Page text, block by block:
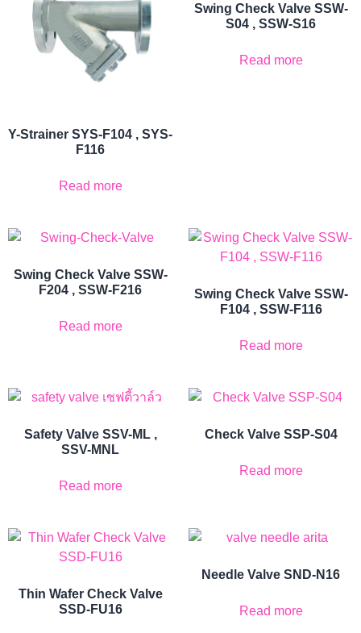
Y-Strainer SYS-F104 , SYS-
F116
Read more
Swing Check Valve SSW-
S04 , SSW-S16
Read more
Swing Check Valve SSW-
F204 , SSW-F216
Read more
Swing Check Valve SSW-
F104 , SSW-F116
Read more
Safety Valve SSV-ML ,
SSV-MNL
Read more
Check Valve SSP-S04
Read more
Thin Wafer Check Valve
SSD-FU16
Needle Valve SND-N16
Read more